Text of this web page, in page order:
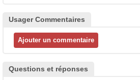
Usager Commentaires
Questions et réponses